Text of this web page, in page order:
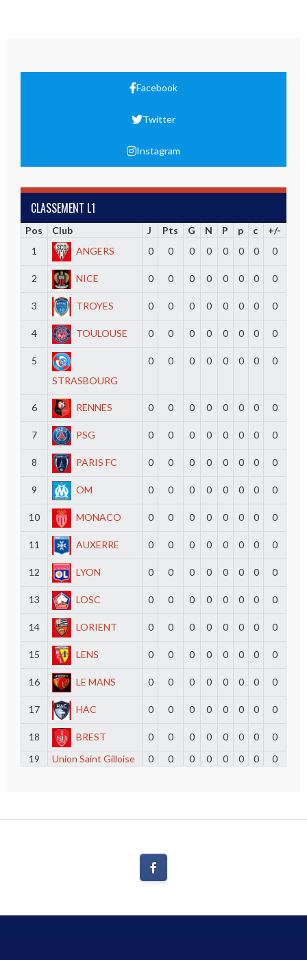
Facebook
Twitter
Instagram
CLASSEMENT L1
Pos Club J Pts G N P p c
+/-
1
ANGERS 0 0 0 0 0 0 0 0
2 NICE 0 0 0 0 0 0 0 0
3 TROYES 0 0 0 0 0 0 0 0
4 TOULOUSE 0 0 0 0 0 0 0 0
5
STRASBOURG
0 0 0 0 0 0 0 0
6 RENNES 0 0 0 0 0 0 0 0
7 PSG 0 0 0 0 0 0 0 0
8 PARIS FC 0 0 0 0 0 0 0 0
9 OM 0 0 0 0 0 0 0 0
10 MONACO 0 0 0 0 0 0 0 0
11 AUXERRE 0 0 0 0 0 0 0 0
12 LYON 0 0 0 0 0 0 0 0
13 LOSC 0 0 0 0 0 0 0 0
14 LORIENT 0 0 0 0 0 0 0 0
15 LENS 0 0 0 0 0 0 0 0
16 LE MANS 0 0 0 0 0 0 0 0
17 HAC 0 0 0 0 0 0 0 0
18 BREST 0 0 0 0 0 0 0
0
19
Union Saint Gilloise 0 0 0 0 0 0 0 0